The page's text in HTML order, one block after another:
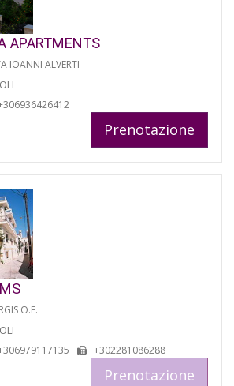
APARTMENTS
IOANNI ALVERTI
Prenotazione
O.E.
+302281086288
Prenotazione